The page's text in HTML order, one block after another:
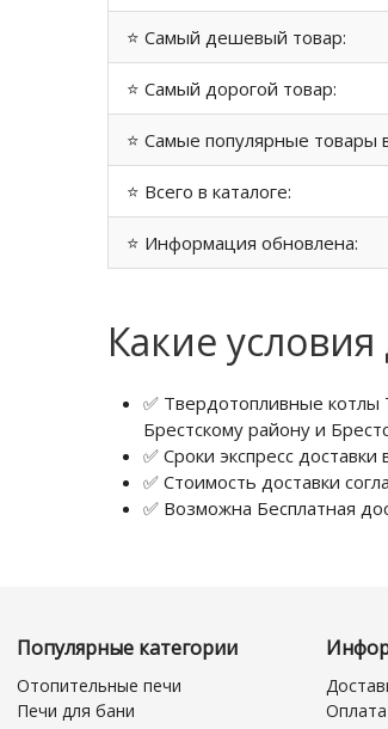
⭐ Самый дешевый товар:
⭐ Самый дорогой товар:
⭐ Самые популярные товары
⭐ Всего в каталоге:
⭐ Информация обновлена:
Какие условия
✅ Твердотопливные котлы
Брестскому району и
✅ Сроки экспресс доставки
✅ Стоимость доставки
✅ Возможна Бесплатная
Популярные категории
Отопительные печи
Печи для бани
Оплата